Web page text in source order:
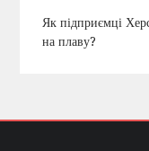
Як підприємці
на плаву?